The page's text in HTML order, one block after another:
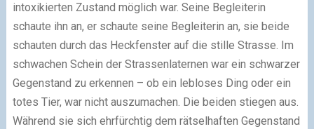
intoxikierten Zustand möglich war. Seine Begleiterin
schaute ihn an, er schaute seine Begleiterin an, sie beide
schauten durch das Heckfenster auf die stille Strasse. Im
schwachen Schein der Strassenlaternen war ein schwarzer
Gegenstand zu erkennen – ob ein lebloses Ding oder ein
totes Tier, war nicht auszumachen. Die beiden stiegen aus.
Während sie sich ehrfürchtig dem rätselhaften Gegenstand